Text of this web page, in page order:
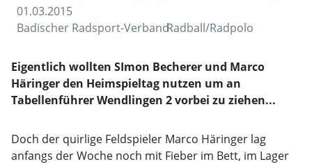
01.03.2015
Badischer Radsport-VerbandRadball/Radpolo
Eigentlich wollten SImon Becherer und Marco
Häringer den Heimspieltag nutzen um an
Tabellenführer Wendlingen 2 vorbei zu ziehen...
Doch der quirlige Feldspieler Marco Häringer lag
anfangs der Woche noch mit Fieber im Bett, im Lager